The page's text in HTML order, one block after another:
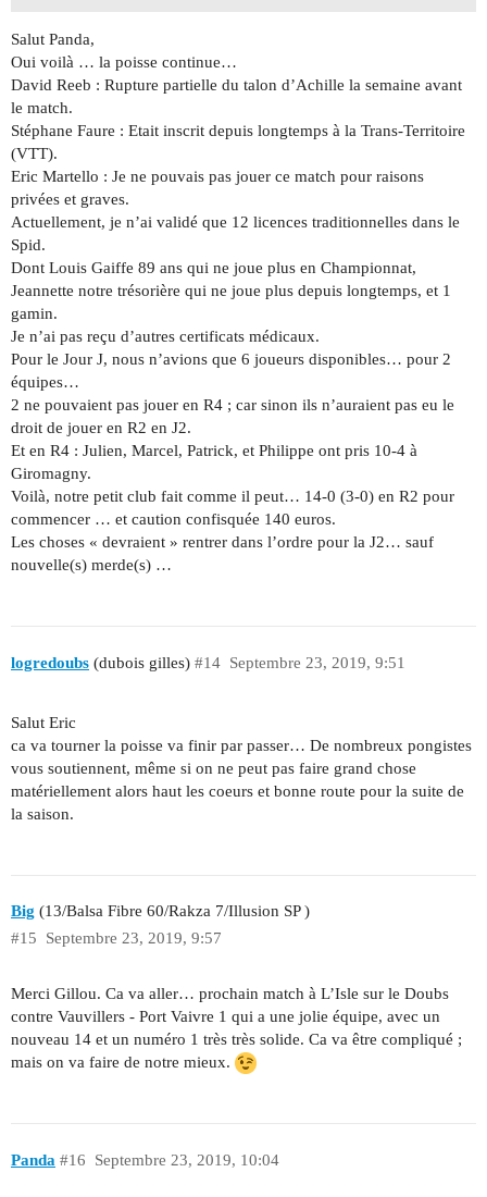
Salut Panda,
Oui voilà … la poisse continue…
David Reeb : Rupture partielle du talon d’Achille la semaine avant
le match.
Stéphane Faure : Etait inscrit depuis longtemps à la Trans-Territoire
(VTT).
Eric Martello : Je ne pouvais pas jouer ce match pour raisons
privées et graves.
Actuellement, je n’ai validé que 12 licences traditionnelles dans le
Spid.
Dont Louis Gaiffe 89 ans qui ne joue plus en Championnat,
Jeannette notre trésorière qui ne joue plus depuis longtemps, et 1
gamin.
Je n’ai pas reçu d’autres certificats médicaux.
Pour le Jour J, nous n’avions que 6 joueurs disponibles… pour 2
équipes…
2 ne pouvaient pas jouer en R4 ; car sinon ils n’auraient pas eu le
droit de jouer en R2 en J2.
Et en R4 : Julien, Marcel, Patrick, et Philippe ont pris 10-4 à
Giromagny.
Voilà, notre petit club fait comme il peut… 14-0 (3-0) en R2 pour
commencer … et caution confisquée 140 euros.
Les choses « devraient » rentrer dans l’ordre pour la J2… sauf
nouvelle(s) merde(s) …
logredoubs (dubois gilles) Septembre 23, 2019, 9:51
#14
Salut Eric
ca va tourner la poisse va finir par passer… De nombreux pongistes
vous soutiennent, même si on ne peut pas faire grand chose
matériellement alors haut les coeurs et bonne route pour la suite de
la saison.
Big (13/Balsa Fibre 60/Rakza 7/Illusion SP )
Septembre 23, 2019, 9:57
#15
Merci Gillou. Ca va aller… prochain match à L’Isle sur le Doubs
contre Vauvillers - Port Vaivre 1 qui a une jolie équipe, avec un
nouveau 14 et un numéro 1 très très solide. Ca va être compliqué ;
mais on va faire de notre mieux.
Panda Septembre 23, 2019, 10:04
#16